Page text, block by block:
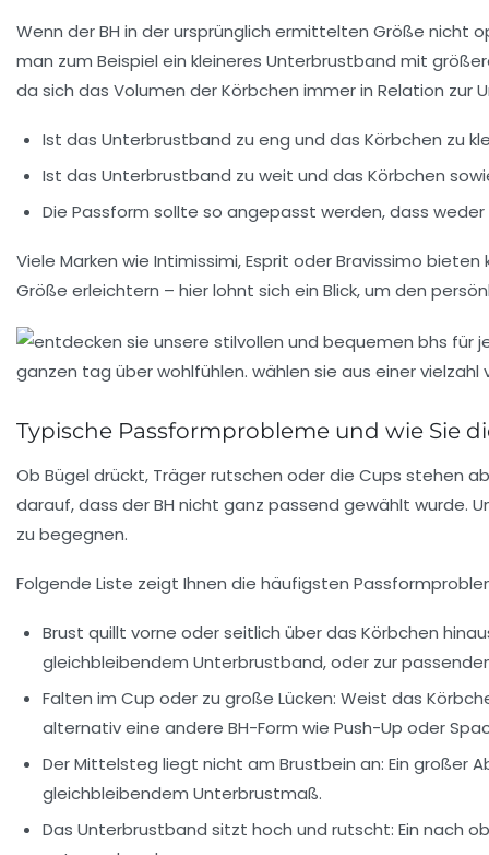
Wenn der BH in der ursprünglich ermittelten Größe
man zum Beispiel ein kleineres Unterbrustband mit
da sich das Volumen der Körbchen immer in Relation zur
Ist das Unterbrustband zu eng und das Körbchen zu
Ist das Unterbrustband zu weit und das Körbchen
Die Passform sollte so angepasst werden, dass
Viele Marken wie Intimissimi, Esprit oder Bravissimo
Größe erleichtern – hier lohnt sich ein Blick, um den
Typische Passformprobleme und wie Sie
Ob Bügel drückt, Träger rutschen oder die Cups stehen
darauf, dass der BH nicht ganz passend gewählt wurde.
zu begegnen.
Folgende Liste zeigt Ihnen die häufigsten
Brust quillt vorne oder seitlich über das Körbchen
gleichbleibendem Unterbrustband, oder zur
Falten im Cup oder zu große Lücken: Weist das
alternativ eine andere BH-Form wie Push-Up oder
Der Mittelsteg liegt nicht am Brustbein an: Ein großer
gleichbleibendem Unterbrustmaß.
Das Unterbrustband sitzt hoch und rutscht: Ein nach